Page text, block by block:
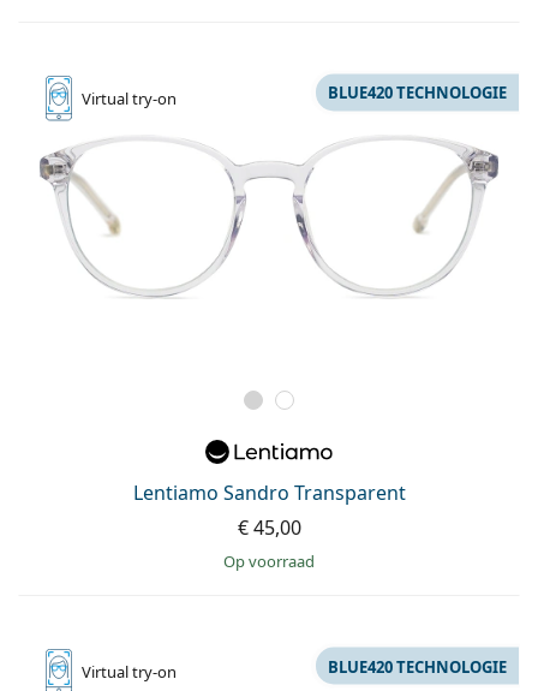
Virtualtry-on
Lentiamo Sandro Transparent
BLUE420 TECHNOLOGIE
€ 45,00
op voorraad
Virtualtry-on BLUE420 TECHNOLOGIE